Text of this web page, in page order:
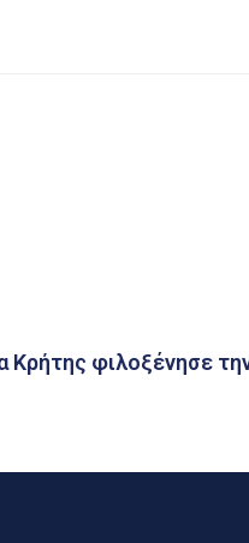
Κρήτης φιλοξένησε